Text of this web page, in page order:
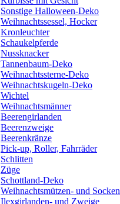
Sonstige Halloween-Deko
Weihnachtssessel, Hocker
Kronleuchter
Schaukelpferde
Nussknacker
Tannenbaum-Deko
Weihnachtssterne-Deko
Weihnachtskugeln-Deko
Wichtel
Weihnachtsmänner
Beerengirlanden
Beerenzweige
Beerenkränze
Pick-up, Roller, Fahrräder
Schlitten
Züge
Schottland-Deko
Weihnachtsmützen- und Socken
Ilexgirlanden- und Zweige